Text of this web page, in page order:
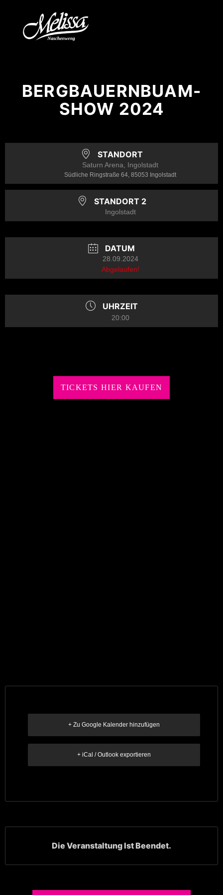
BERGBAUERNBUAM-
SHOW 2024
STANDORT
Saturn Arena, Ingolstadt
Südliche Ringstraße 64, 85053 Ingolstadt
STANDORT 2
Ingolstadt
DATUM
28.09.2024
Abgelaufen!
UHRZEIT
20:00
TICKETS HIER KAUFEN
+ Zu Google Kalender hinzufügen
+ iCal / Outlook exportieren
Die Veranstaltung Ist Beendet.